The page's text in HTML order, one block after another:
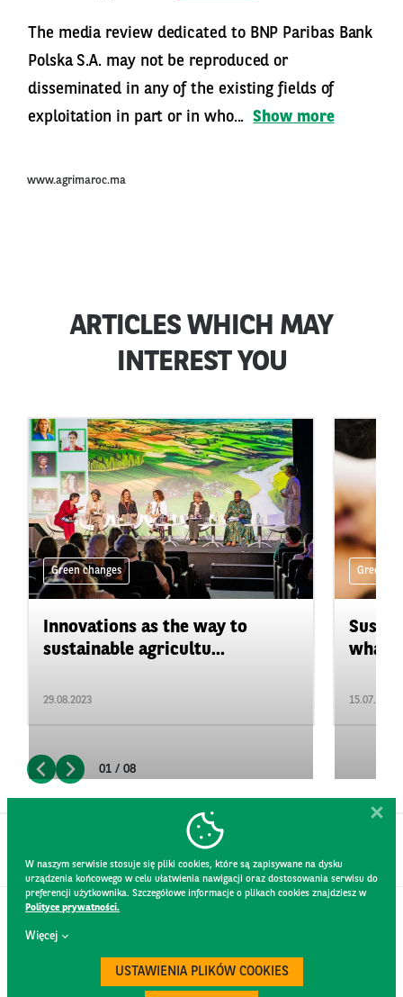
The media review dedicated to BNP Paribas Bank
Polska S.A. may not be reproduced or
disseminated in any of the existing fields of
exploitation in part or in who... Show more
www.agrimaroc.ma
ARTICLES WHICH MAY
INTEREST YOU
Green changes
Innovations as the way to
sustainable agricultu...
29.08.2023
Green
what
15.07.2023
01 / 08
W naszym serwisie stosuje się pliki cookies, które są zapisywane na dysku
urządzenia końcowego w celu ułatwienia nawigacji oraz dostosowania serwisu do
preferencji użytkownika. Szczegółowe informacje o plikach cookies znajdziesz w
Polityce prywatności.
Więcej
USTAWIENIA PLIKÓW COOKIES
CONTACT
WEBSITE RULES